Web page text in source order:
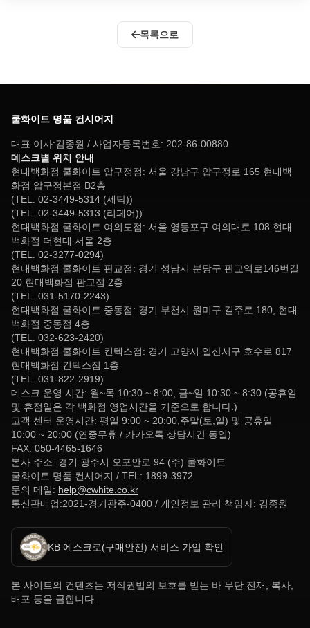
목록으로
쿨화이트 명품 컨시어지
대표 이사:김종원 / 사업자등록번호: 202-86-00880
데스크별 위치 안내
현대백화점 쿨화이트 압구정점: 서울 강남구 압구정로 165 현대백
화점 압구정본점 B2층
(TEL. 02-3449-5314 (세탁))
(TEL. 02-3449-5313 (리페어))
현대백화점 쿨화이트 여의도점: 서울 영등포구 여의대로 108 현대
백화점 더현대 서울 2층
(TEL. 02-3277-0294)
현대백화점 쿨화이트 판교점: 경기 성남시 분당구 판교역로146번길
20 현대백화점 판교점 2층
(TEL. 031-5170-2243)
현대백화점 쿨화이트 중동점: 경기 부천시 원미구 길주로 180, 현대
백화점 중동점 4층
(TEL. 032-623-2420)
현대백화점 쿨화이트 킨텍스점: 경기 고양시 일산서구 호수로 817
현대백화점 킨텍스점 1층
(TEL. 031-822-2919)
데스크 운영 시간: 월~목 10:30 ~ 8:00, 금~일 10:30 ~ 8:30 (공휴일
및 휴점일은 각 백화점 영업시간을 기준으로 합니다.)
고객 센터 운영시간: 평일 9:00 ~ 20:00,주말(토,일) 및 공휴일
10:00 ~ 20:00 (연중무휴 / 카카오톡 상담시간 동일)
FAX: 050-4465-1646
본사 주소: 경기 광주시 오포안로 94 (주) 쿨화이트
쿨화이트 명품 컨시어지 / TEL: 1899-3972
문의 메일: help@cwhite.co.kr
통신판매업:2021-경기광주-0400 / 개인정보 관리 책임자: 김종원
KB 에스크로(구매안전) 서비스 가입 확인
본 사이트의 컨텐츠는 저작권법의 보호를 받는 바 무단 전재, 복사,
배포 등을 금합니다.